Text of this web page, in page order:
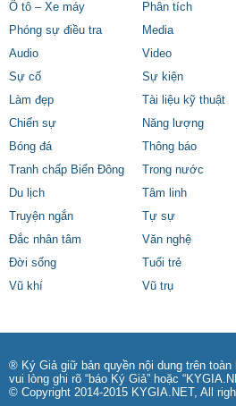
Ô tô – Xe máy
Phân tích
Phóng sự điều tra
Media
Audio
Video
Sự cố
Sự kiện
Làm đẹp
Tài liệu kỹ thuật
Chiến sự
Năng lượng
Bóng đá
Thông báo
Tranh chấp Biển Đông
Trong nước
Du lịch
Tâm linh
Truyện ngắn
Tự sự
Đắc nhân tâm
Văn nghệ
Đời sống
Tuổi trẻ
Vũ khí
Vũ trụ
® Ký Giả giữ bản quyền nội dung trên
vui lòng ghi rõ “báo Ký Giả” hoặc
© Copyright 2014-2015 KYGIA.NET, All